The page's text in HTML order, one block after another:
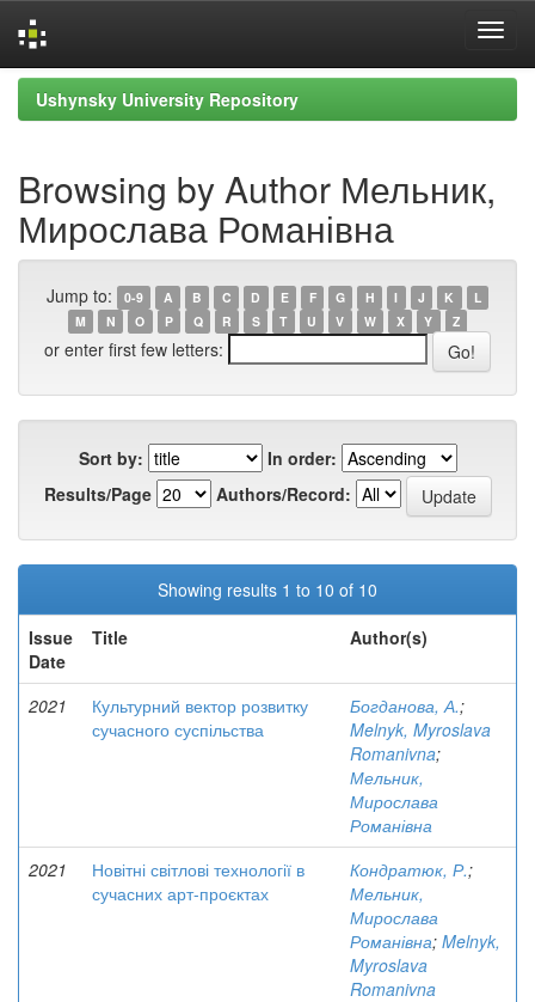
Skip
navigation
Ushynsky University Repository
Browsing by Author Мельник,
Мирослава Романівна
Jump to: 0-9 A B C D E F G H I J K
L
M
N O P Q R S T U V W X Y Z
or enter first few letters:
Sort by:
In order:
Results/Page
Authors/Record:
Showing results 1 to 10 of 10
Issue
Date
Title Author(s)
2021
Культурний вектор розвитку
сучасного суспільства
Богданова, А.;
Melnyk, Myroslava
Romanivna;
Мельник,
Мирослава
Романівна
2021
Новітні світлові технології в
сучасних арт-проєктах
Кондратюк, Р.;
Мельник,
Мирослава
Романівна; Melnyk,
Myroslava
Romanivna